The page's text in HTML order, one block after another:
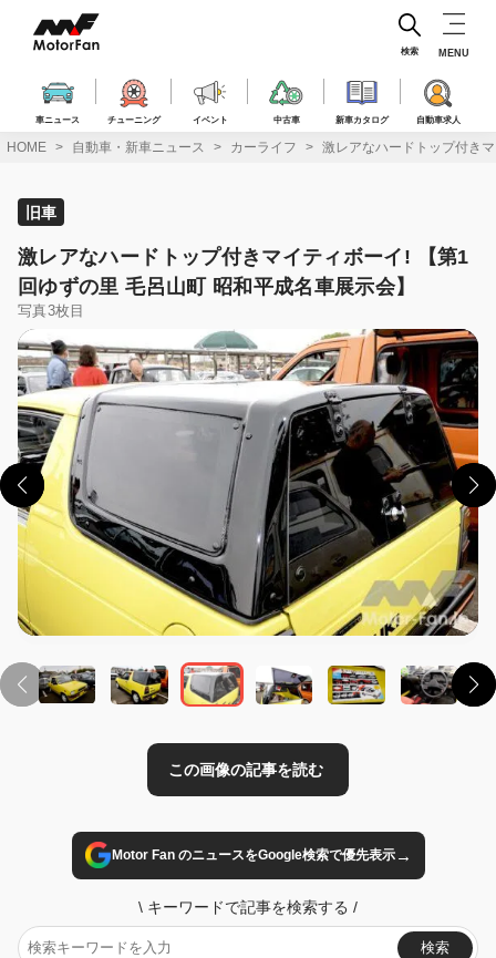
ス
車ニュース チューニング イベント 中古車 新車カタログ 自動車求人
検索 MENU
HOME 自動車・新車ニュース カーライフ 激レアなハードトップ付き
旧車
激レアなハードトップ付きマイティボーイ! 【第1
回ゆずの里 毛呂山町 昭和平成名車展示会】
写真3枚目
Motor Fan のニュースをGoogle検索で優先表示→
\ キーワードで記事を検索する /
検索